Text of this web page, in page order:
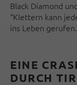
Black Diamond
“Klettern kann
ins Leben gerufen.
EINE
DURCH